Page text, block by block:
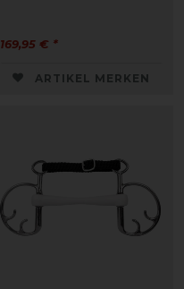
169,95 € *
ARTIKEL MERKEN